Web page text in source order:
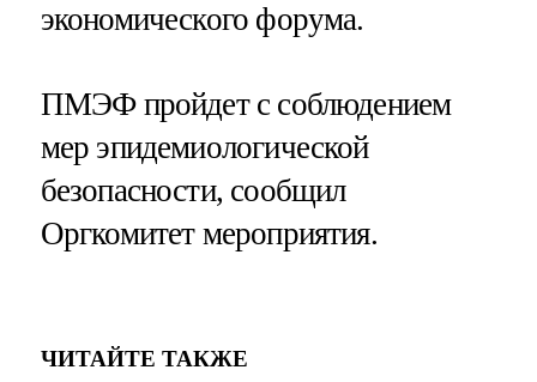
экономического форума.
ПМЭФ пройдет с соблюдением
мер эпидемиологической
безопасности, сообщил
Оргкомитет мероприятия.
ЧИТАЙТЕ ТАКЖЕ